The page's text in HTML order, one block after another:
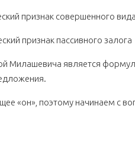
признак совершенного вида
признак пассивного залога
Милашевича является
«он», поэтому начинаем с